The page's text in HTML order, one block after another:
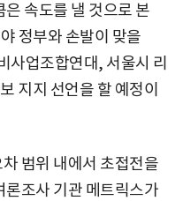
속도를 낼 것으로 본
정부와 손발이 맞을
사업조합연대, 서울시 리
지지 선언을 할 예정이
범위 내에서 초접전을
론조사 기관 메트릭스가